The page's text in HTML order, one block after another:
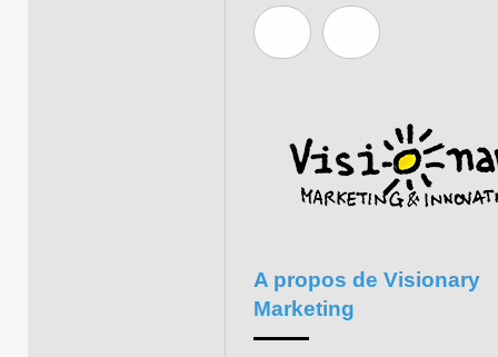
A propos de Visionary
Marketing